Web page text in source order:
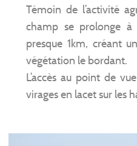
Témoin de l’activité
champ se prolonge
presque 1km, créant
végétation le bordant.
L’accès au point de
virages en lacet sur les